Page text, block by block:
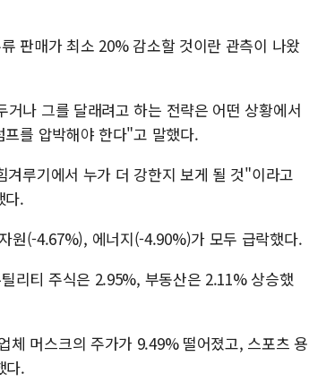
판매가 최소 20% 감소할 것이란 관측이 나왔
나 그를 달래려고 하는 전략은 어떤 상황에서
를 압박해야 한다"고 말했다.
루기에서 누가 더 강한지 보게 될 것"이라고
다.
원(-4.67%), 에너지(-4.90%)가 모두 급락했다.
리티 주식은 2.95%, 부동산은 2.11% 상승했
체 머스크의 주가가 9.49% 떨어졌고, 스포츠 용
다.